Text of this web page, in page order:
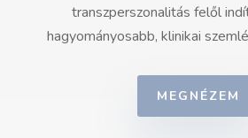
transzperszonalitás felől
hagyományosabb, klinikai
MEGNÉZEM